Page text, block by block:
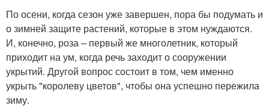
По осени, когда сезон уже завершен, пора бы подумать и
о зимней защите растений, которые в этом нуждаются.
И, конечно, роза – первый же многолетник, который
приходит на ум, когда речь заходит о сооружении
укрытий. Другой вопрос состоит в том, чем именно
укрыть "королеву цветов", чтобы она успешно пережила
зиму.